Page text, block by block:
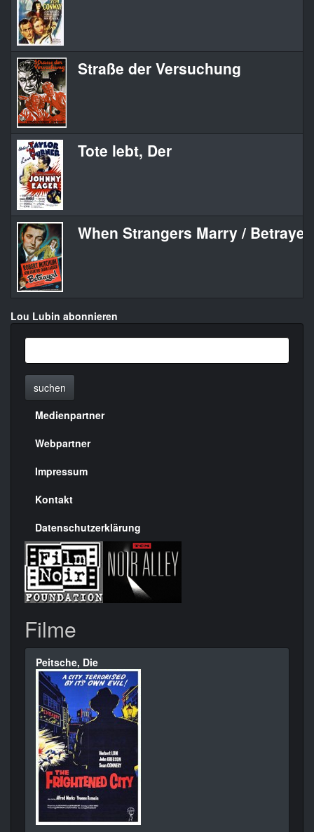
Straße der Versuchung
Tote lebt, Der
When Strangers Marry / Betrayed
Lou Lubin abonnieren
suchen
Menülinks
rechte
Seite
Medienpartner
Webpartner
Impressum
Kontakt
Datenschutzerklärung
Filme
Peitsche, Die